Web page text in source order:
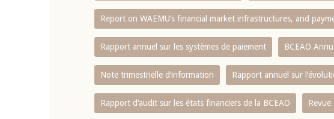
Report on WAEMU’s financial market infrastructures, and
Rapport annuel sur les systèmes de paiement BCEAO
Note trimestrielle d‘information Rapport annuel sur
Rapport d‘audit sur les états financiers de la BCEAO Revue